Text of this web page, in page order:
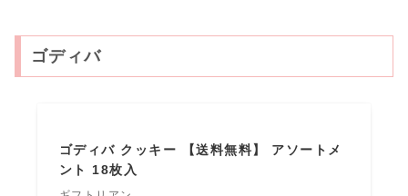
ゴディバ
ゴディバ クッキー 【送料無料】 アソートメ
ント 18枚入